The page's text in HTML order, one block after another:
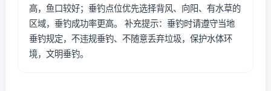
高，鱼口较好；垂钓点位优先选择背风、向阳、有水草的
区域，垂钓成功率更高。 补充提示：垂钓时请遵守当地
垂钓规定，不违规垂钓、不随意丢弃垃圾，保护水体环
境，文明垂钓。